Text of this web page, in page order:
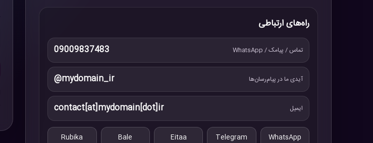
راه‌های ارتباطی
تماس / پیامک / WhatsApp 09009837483
آیدی ما در پیام‌رسان‌ها @mydomain_ir
ایمیل contact[at]mydomain[dot]ir
WhatsApp
Telegram
Eitaa
Bale
Rubika